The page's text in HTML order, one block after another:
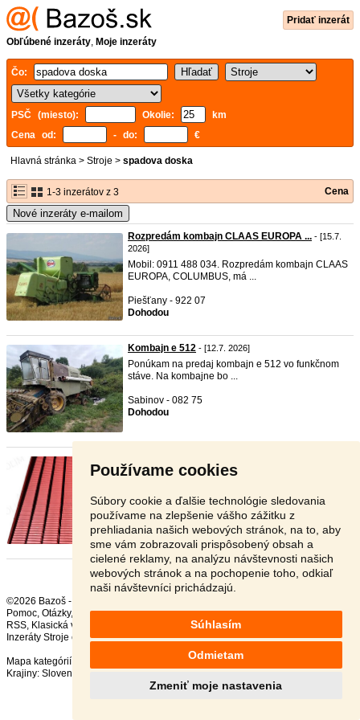
Používame cookies
Súbory cookie a ďalšie technológie sledovania
používame na zlepšenie vášho zážitku z
prehliadania našich webových stránok, na to, aby
sme vám zobrazovali prispôsobený obsah a
cielené reklamy, na analýzu návštevnosti našich
webových stránok a na pochopenie toho, odkiaľ
naši návštevníci prichádzajú.
Súhlasím
Odmietam
Zmeniť moje nastavenia
Pridať inzerát
Obľúbené inzeráty, Moje inzeráty
Čo:
PSČ (miesto): Okolie:
km
Cena od:
- do: €
Hlavná stránka > Stroje > spadova doska
1-3 inzerátov z 3 Cena
Nové inzeráty e-mailom
Rozpredám kombajn CLAAS EUROPA ... - [15.7.
2026]
Mobil: 0911 488 034. Rozpredám kombajn CLAAS
EUROPA, COLUMBUS, má ...
Piešťany - 922 07
Dohodou
Kombajn e 512 - [12.7. 2026]
Ponúkam na predaj kombajn e 512 vo funkčnom
stáve. Na kombajne bo ...
Sabinov - 082 75
Dohodou
Predám spádovú dosku E512/E514, nová
Nové Zámky - 940 02
365 €
©2026 Bazoš -
Pomoc, Otázky, Hodnotenie,Kontakt,Reklama,Podmienky,Ochrana údajov,
RSS,
Inzeráty Stroje celkom:44708, za 24 hodín:1819
Mapa kategórií
Najvyhľadávanejšie výrazy
Krajiny: Slovensko